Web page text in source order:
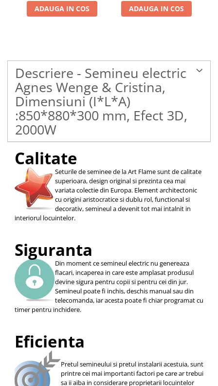
ADAUGA IN COS ADAUGA IN COS
Descriere - Semineu electric
Agnes Wenge & Cristina,
Dimensiuni (I*L*A)
:850*880*300 mm, Efect 3D,
2000W
Calitate
Seturile de seminee de la Art Flame sunt de calitate
superioara, design original si prezinta cea mai
variata colectie din Europa. Element architectonic
cu origini aristocratice si dublu rol, functional si
decorativ, semineul a devenit tot mai intalnit in
interiorul locuintelor.
Siguranta
Din moment ce semineul electric nu genereaza
flacari, incaperea in care este amplasat produsul
devine sigura pentru copii si pentru cei din jur.
Semineul poate fi inchis, deschis manual sau din
telecomanda, iar acesta poate fi chiar programat cu
timer pentru inchidere.
Eficienta
Pretul semineului si pretul instalarii acestuia, sunt
printre cei mai importanti factori pe care ar trebui
sa ii aiba in considerare proprietarii locuintelor